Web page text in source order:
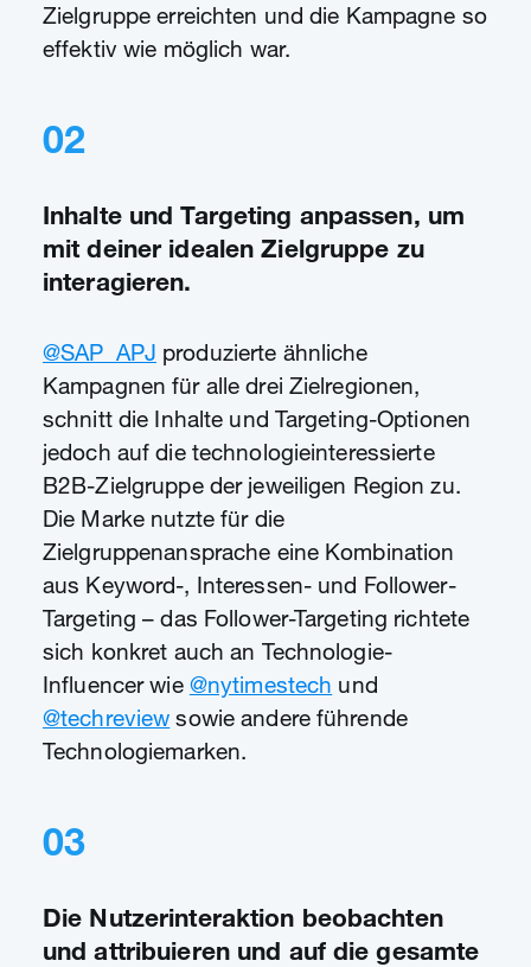
Zielgruppe erreichten und die Kampagne so
effektiv wie möglich war.
02
Inhalte und Targeting anpassen, um
mit deiner idealen Zielgruppe zu
interagieren.
@SAP_APJ produzierte ähnliche
Kampagnen für alle drei Zielregionen,
schnitt die Inhalte und Targeting-Optionen
jedoch auf die technologieinteressierte
B2B-Zielgruppe der jeweiligen Region zu.
Die Marke nutzte für die
Zielgruppenansprache eine Kombination
aus Keyword-, Interessen- und Follower-
Targeting – das Follower-Targeting richtete
sich konkret auch an Technologie-
Influencer wie @nytimestech und
@techreview sowie andere führende
Technologiemarken.
03
Die Nutzerinteraktion beobachten
und attribuieren und auf die gesamte